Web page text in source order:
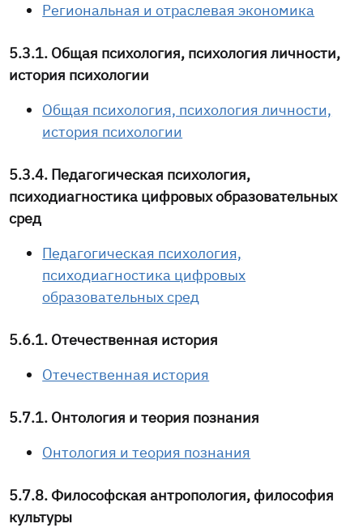
Региональная и отраслевая экономика
5.3.1. Общая психология, психология личности,
история психологии
Общая психология, психология личности,
история психологии
5.3.4. Педагогическая психология,
психодиагностика цифровых образовательных
сред
Педагогическая психология,
психодиагностика цифровых
образовательных сред
5.6.1. Отечественная история
Отечественная история
5.7.1. Онтология и теория познания
Онтология и теория познания
5.7.8. Философская антропология, философия
культуры